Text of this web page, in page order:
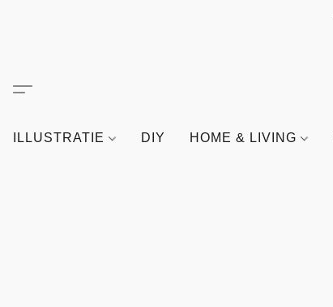
ILLUSTRATIE DIY HOME & LIVING